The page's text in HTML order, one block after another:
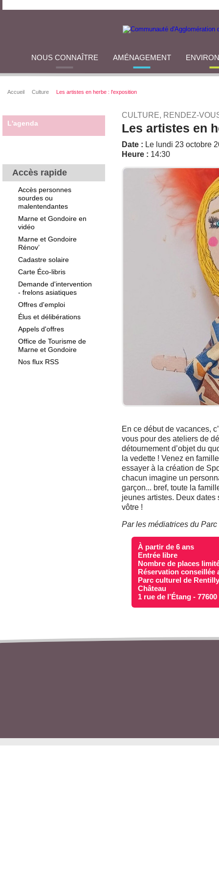
NOUS CONNAÎTRE AMÉNAGEMENT
Accueil Culture Les artistes en herbe : l'exposition
L'agenda
Accès rapide
Accès personnes
sourdes ou
malentendantes
Marne et Gondoire en
vidéo
Marne et Gondoire
Rénov’
Cadastre solaire
Carte Éco-libris
Demande d'intervention
- frelons asiatiques
Offres d'emploi
Élus et délibérations
Appels d'offres
Office de Tourisme de
Marne et Gondoire
Nos flux RSS
CULTURE, RENDEZ-
Les artistes en
Date : Le lundi 23 octobre
Heure : 14:30
En ce début de vacances,
vous pour des ateliers de
détournement d’objet du
la vedette ! Venez en
essayer à la création de
chacun imagine un
garçon... bref, toute la
jeunes artistes. Deux
vôtre !
Par les médiatrices du
À partir de 6 ans
Entrée libre
Nombre de places
Réservation conseillée
Parc culturel de
Château
1 rue de l’Étang -